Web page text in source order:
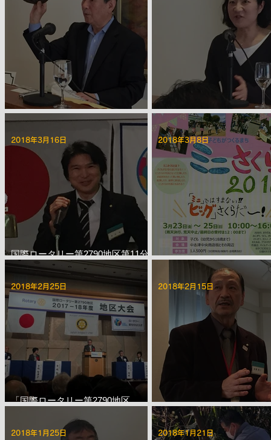
第2226回 4月第三例会 第2225回 4月第二例会
国際ロータリー第2790地区第11分
区「2017-18年度 IM（Intercity
Meeting）」
2018年3月16日
第2221回 3月第二例会
2018年3月8日
「国際ロータリー第2790地区
2018年2月25日
第2217回 2月第三例会
2018年2月15日
2018年1月25日 2018年1月21日